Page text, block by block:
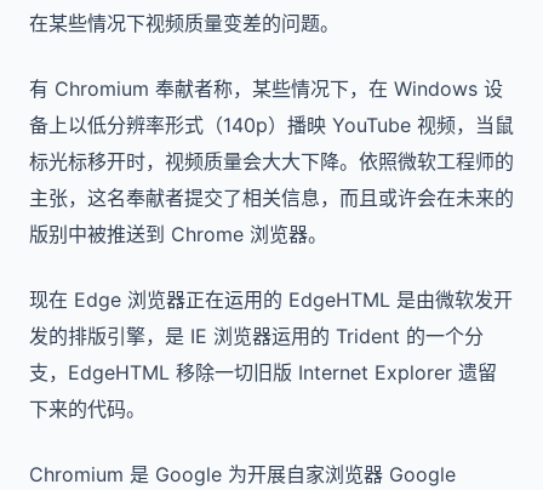
在某些情况下视频质量变差的问题。
有 Chromium 奉献者称，某些情况下，在 Windows 设
备上以低分辨率形式（140p）播映 YouTube 视频，当鼠
标光标移开时，视频质量会大大下降。依照微软工程师的
主张，这名奉献者提交了相关信息，而且或许会在未来的
版别中被推送到 Chrome 浏览器。
现在 Edge 浏览器正在运用的 EdgeHTML 是由微软发开
发的排版引擎，是 IE 浏览器运用的 Trident 的一个分
支，EdgeHTML 移除一切旧版 Internet Explorer 遗留
下来的代码。
Chromium 是 Google 为开展自家浏览器 Google